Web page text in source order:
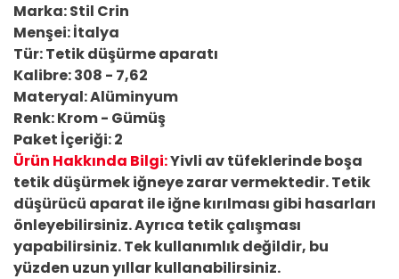
Marka: Stil Crin
Menşei: İtalya
Tür: Tetik düşürme aparatı
Kalibre: 308 - 7,62
Materyal: Alüminyum
Renk: Krom - Gümüş
Paket İçeriği: 2
Ürün Hakkında Bilgi:Yivli av tüfeklerinde boşa
tetik düşürmek iğneye zarar vermektedir. Tetik
düşürücü aparat ile iğne kırılması gibi hasarları
önleyebilirsiniz. Ayrıca tetik çalışması
yapabilirsiniz. Tek kullanımlık değildir, bu
yüzden uzun yıllar kullanabilirsiniz.